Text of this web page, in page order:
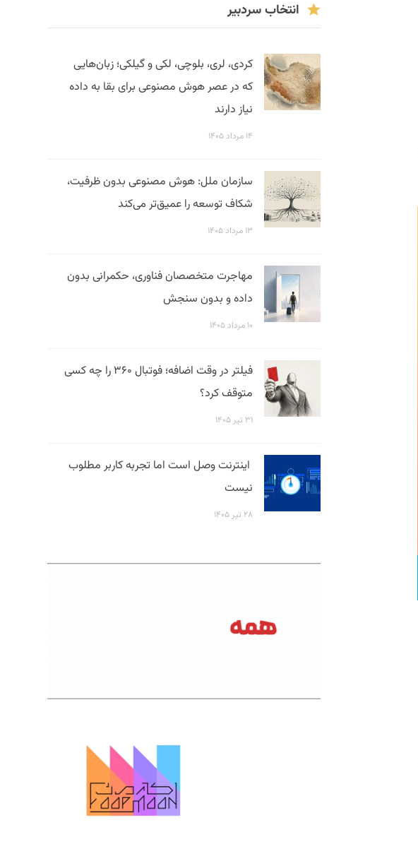
انتخاب سردبیر
کردی، لری، بلوچی، لکی و گیلکی؛ زبان‌هایی
که در عصر هوش مصنوعی برای بقا به داده
نیاز دارند
۱۴ مرداد ۱۴۰۵
سازمان ملل: هوش مصنوعی بدون ظرفیت،
شکاف توسعه را عمیق‌تر می‌کند
۱۳ مرداد ۱۴۰۵
مهاجرت متخصصان فناوری، حکمرانی بدون
داده و بدون سنجش
۱۰ مرداد ۱۴۰۵
فیلتر در وقت اضافه؛ فوتبال ۳۶۰ را چه کسی
متوقف کرد؟
۳۱ تیر ۱۴۰۵
اینترنت وصل است اما تجربه کاربر مطلوب
نیست
۲۸ تیر ۱۴۰۵